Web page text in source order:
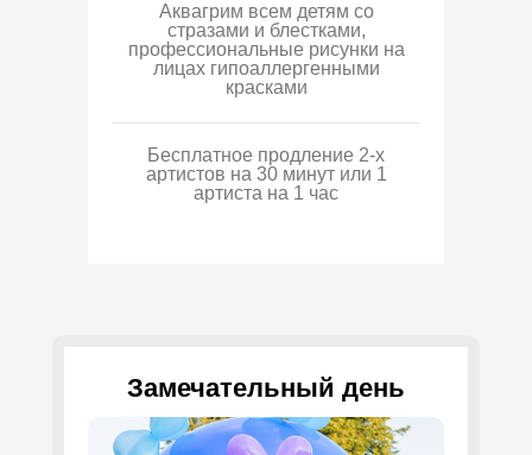
Аквагрим всем детям со
стразами и блестками,
профессиональные рисунки на
лицах гипоаллергенными
красками
Бесплатное продление 2-х
артистов на 30 минут или 1
артиста на 1 час
Замечательный день